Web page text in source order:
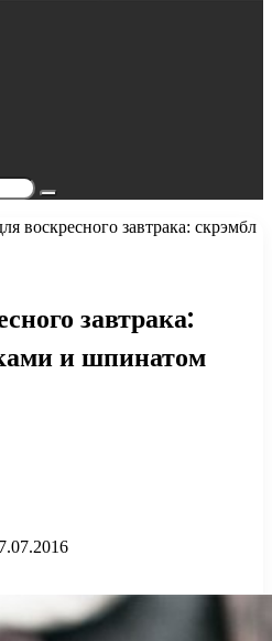
Поиск...
воскресного завтрака: скрэмбл
завтрака:
и шпинатом